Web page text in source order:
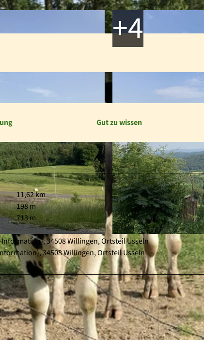
© Sophia Beyer, Tourist-Information Willingen |
Gut zu wissen
11,62 km
198 m
713 m
34508 Willingen, Ortsteil Usseln
34508 Willingen, Ortsteil Usseln